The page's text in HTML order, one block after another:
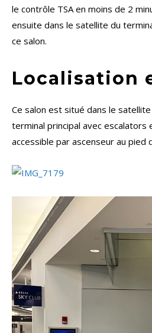
le contrôle TSA en moins de 2
ensuite dans le satellite du
ce salon.
Localisation
Ce salon est situé dans le
terminal principal avec
accessible par ascenseur au pied